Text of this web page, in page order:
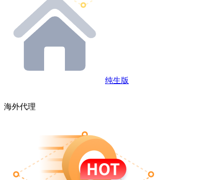
纯生版
海外代理